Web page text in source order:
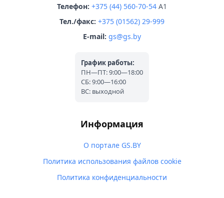
Телефон: +375 (44) 560-70-54 A1
Тел./факс: +375 (01562) 29-999
E-mail: gs@gs.by
График работы:
ПН—ПТ: 9:00—18:00
СБ: 9:00—16:00
ВС: выходной
Информация
О портале GS.BY
Политика использования файлов cookie
Политика конфиденциальности